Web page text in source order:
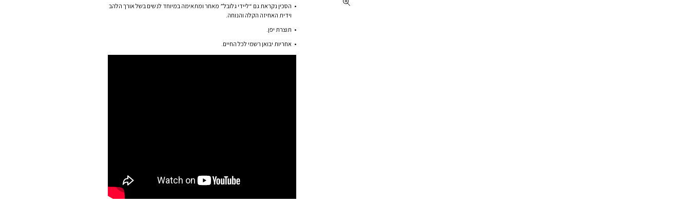
הסכין נקראת גם “ליידי גלובל” מאחר ומתאימה במיוחד לנשים בשל אורך הלהב
וידית האחיזה הקלה והנוחה.
תוצרת יפן.
אחריות יבואן רשמי לכל החיים.